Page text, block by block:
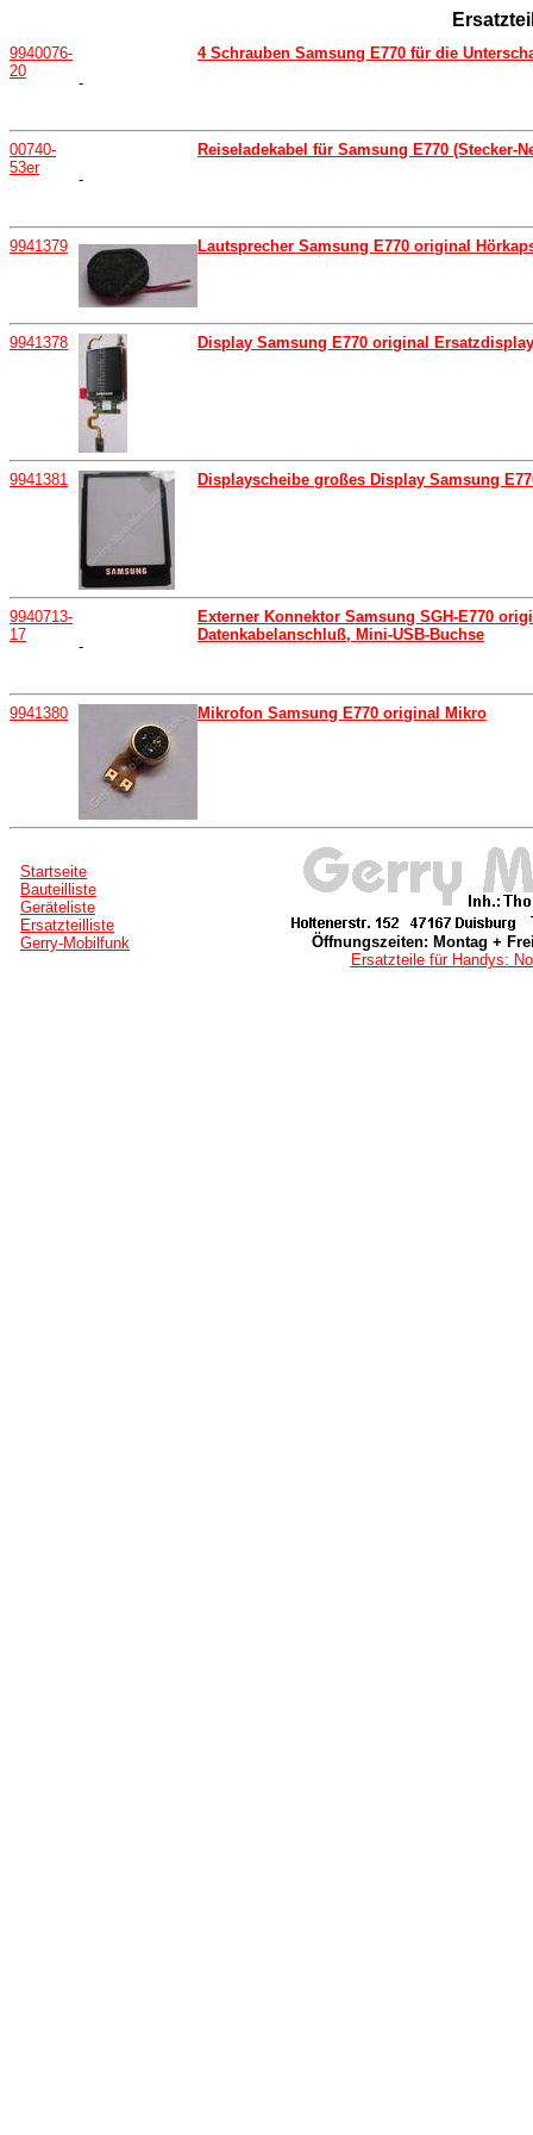
9940076-
20
-
4 Schrauben Samsung E770 für die
00740-
53er
-
Reiseladekabel für Samsung E770 (Stecker-
9941379 Lautsprecher Samsung E770 original
9941378 Display Samsung E770 original
9941381 Displayscheibe großes Display Samsung
9940713-
17
-
Externer Konnektor Samsung SGH-E770
Datenkabelanschluß, Mini-USB-Buchse
9941380 Mikrofon Samsung E770 original Mikro
Startseite
Bauteilliste
Geräteliste
Ersatzteilliste
Gerry-Mobilfunk
Öffnungszeiten: Montag +
Ersatzteile für Handys: